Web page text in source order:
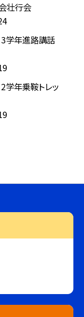
壮行会
年進路講話
年乗鞍トレッ